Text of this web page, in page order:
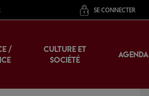
SE CONNECTER
/
CULTURE ET
SOCIÉTÉ
AGENDA